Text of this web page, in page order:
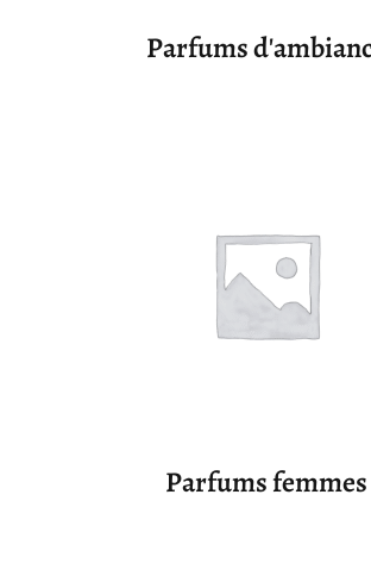
Parfums
Parfums femmes